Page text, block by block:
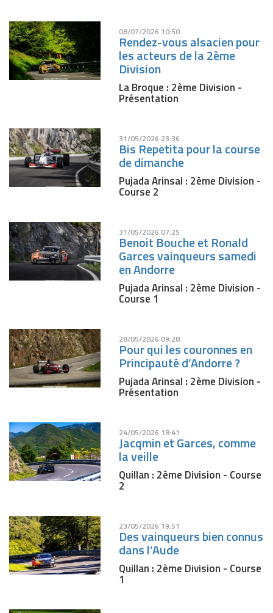
08/07/2026 10:50
Rendez-vous alsacien pour
les acteurs de la 2ème
Division
La Broque : 2ème Division -
Présentation
31/05/2026 23:36
Bis Repetita pour la course
de dimanche
Pujada Arinsal : 2ème Division -
Course 2
31/05/2026 07:25
Benoit Bouche et Ronald
Garces vainqueurs samedi
en Andorre
Pujada Arinsal : 2ème Division -
Course 1
28/05/2026 09:28
Pour qui les couronnes en
Principauté d’Andorre ?
Pujada Arinsal : 2ème Division -
Présentation
24/05/2026 18:41
Jacqmin et Garces, comme
la veille
Quillan : 2ème Division - Course
2
23/05/2026 19:51
Des vainqueurs bien connus
dans l’Aude
Quillan : 2ème Division - Course
1